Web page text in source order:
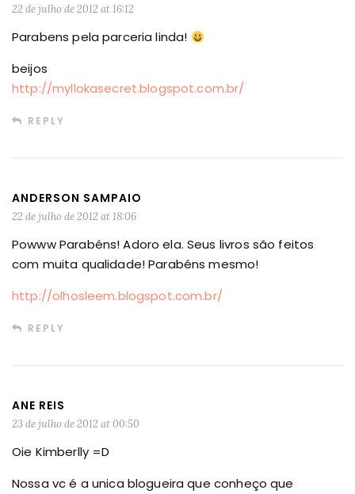
22 de julho de 2012 at 16:12
Parabens pela parceria linda!
beijos
http://myllokasecret.blogspot.com.br/
REPLY
ANDERSON SAMPAIO
22 de julho de 2012 at 18:06
Powww Parabéns! Adoro ela. Seus livros são feitos
com muita qualidade! Parabéns mesmo!
http://olhosleem.blogspot.com.br/
REPLY
ANE REIS
23 de julho de 2012 at 00:50
Oie Kimberlly =D
Nossa vc é a unica blogueira que conheço que